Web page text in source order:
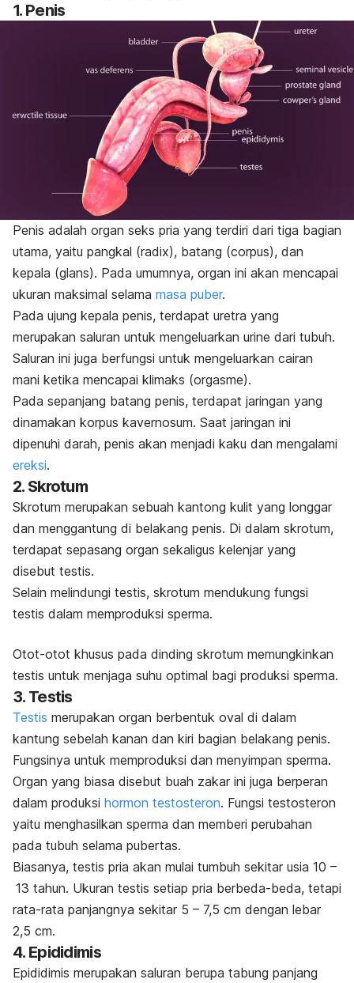
1. Penis
Penis adalah organ seks pria yang terdiri dari tiga bagian
utama, yaitu pangkal (radix), batang (corpus), dan
kepala (glans). Pada umumnya, organ ini akan mencapai
ukuran maksimal selama masa puber.
Pada ujung kepala penis, terdapat uretra yang
merupakan saluran untuk mengeluarkan urine dari tubuh.
Saluran ini juga berfungsi untuk mengeluarkan cairan
mani ketika mencapai klimaks (orgasme).
Pada sepanjang batang penis, terdapat jaringan yang
dinamakan korpus kavernosum. Saat jaringan ini
dipenuhi darah, penis akan menjadi kaku dan mengalami
ereksi.
2. Skrotum
Skrotum merupakan sebuah kantong kulit yang longgar
dan menggantung di belakang penis. Di dalam skrotum,
terdapat sepasang organ sekaligus kelenjar yang
disebut testis.
Selain melindungi testis, skrotum mendukung fungsi
testis dalam memproduksi sperma.
Otot-otot khusus pada dinding skrotum memungkinkan
testis untuk menjaga suhu optimal bagi produksi sperma.
3. Testis
Testis merupakan organ berbentuk oval di dalam
kantung sebelah kanan dan kiri bagian belakang penis.
Fungsinya untuk memproduksi dan menyimpan sperma.
Organ yang biasa disebut buah zakar ini juga berperan
dalam produksi hormon testosteron. Fungsi testosteron
yaitu menghasilkan sperma dan memberi perubahan
pada tubuh selama pubertas.
Biasanya, testis pria akan mulai tumbuh sekitar usia 10 –
13 tahun. Ukuran testis setiap pria berbeda-beda, tetapi
rata-rata panjangnya sekitar 5 – 7,5 cm dengan lebar
2,5 cm.
4. Epididimis
Epididimis merupakan saluran berupa tabung panjang